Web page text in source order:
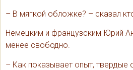
– В мягкой обложке? – сказал
Немецким и французским Юрий
менее свободно.
– Как показывает опыт, твердые